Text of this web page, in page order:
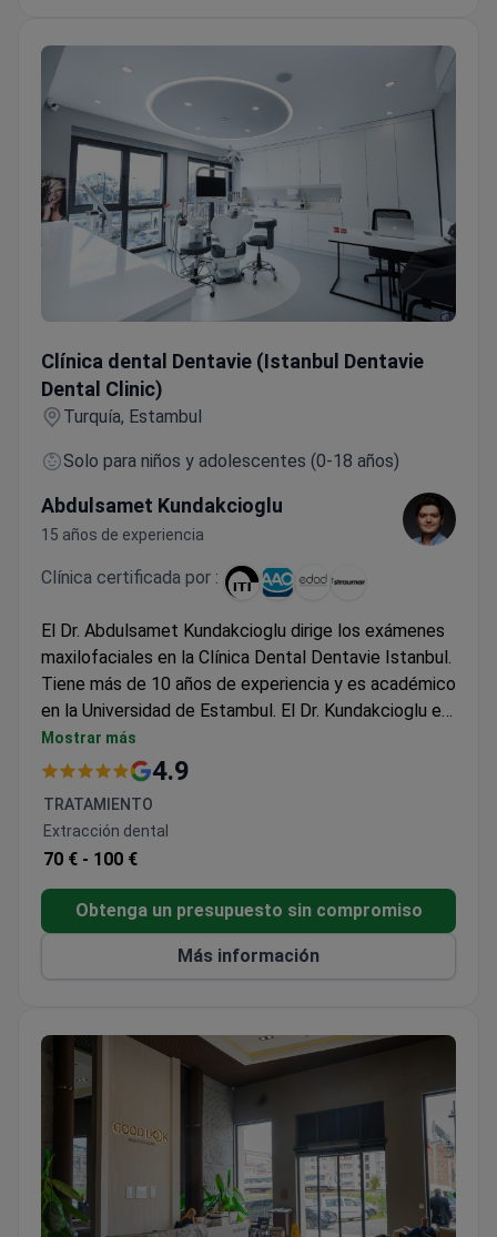
Clínica dental Dentavie (Istanbul Dentavie
Dental Clinic)
Turquía, Estambul
Solo para niños y adolescentes (0-18 años)
Abdulsamet Kundakcioglu
15 años de experiencia
Clínica certificada por :
El Dr. Abdulsamet Kundakcioglu dirige los exámenes
maxilofaciales en la Clínica Dental Dentavie Istanbul.
Tiene más de 10 años de experiencia y es académico
en la Universidad de Estambul. El Dr. Kundakcioglu es
miembro de la International Association of Oral and
Maxillofacial Surgery. Una consulta en esta clínica
faciales o dentales. La clínica es afiliada al
International Team for Implantology y proveedor
oficial de Straumann.
Mostrar más
4.9
TRATAMIENTO
Extracción dental
70 € - 100 €
Obtenga un presupuesto sin compromiso
Más información